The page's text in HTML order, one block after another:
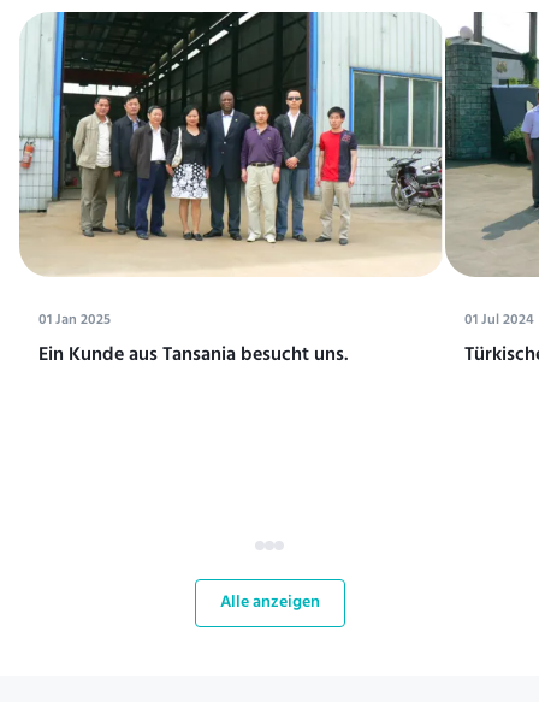
01 Jan 2025
Ein Kunde aus Tansania besucht uns.
01 Jul 2024
Alle anzeigen